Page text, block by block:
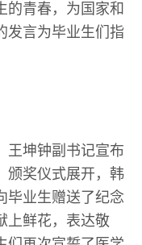
的青春，为国家和
发言为毕业生们指
王坤钟副书记宣布
颁奖仪式展开，韩
毕业生赠送了纪念
上鲜花，表达敬